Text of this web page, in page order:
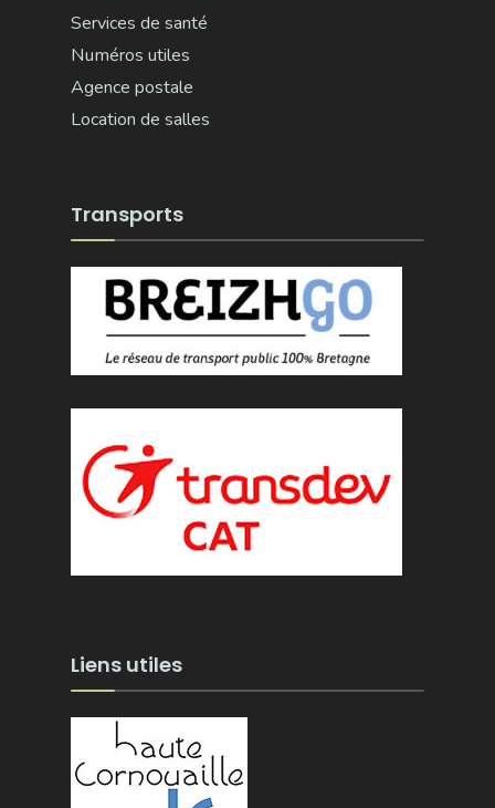
Services de santé
Numéros utiles
Agence postale
Location de salles
Transports
Liens utiles